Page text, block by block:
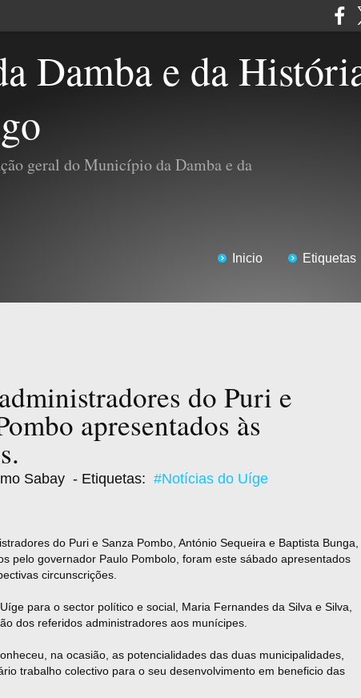
geral do Município da Damba e da
Inicio Etiquetas
do Puri e
apresentados às
Sabay - Etiquetas: #Notícias do Uíge
do Puri e Sanza Pombo, António Sequeira e Baptista Bunga,
pelo governador Paulo Pombolo, foram este sábado apresentados
circunscrições.
para o sector político e social, Maria Fernandes da Silva e Silva,
dos referidos administradores aos munícipes.
na ocasião, as potencialidades das duas municipalidades,
trabalho colectivo para o seu desenvolvimento em beneficio das